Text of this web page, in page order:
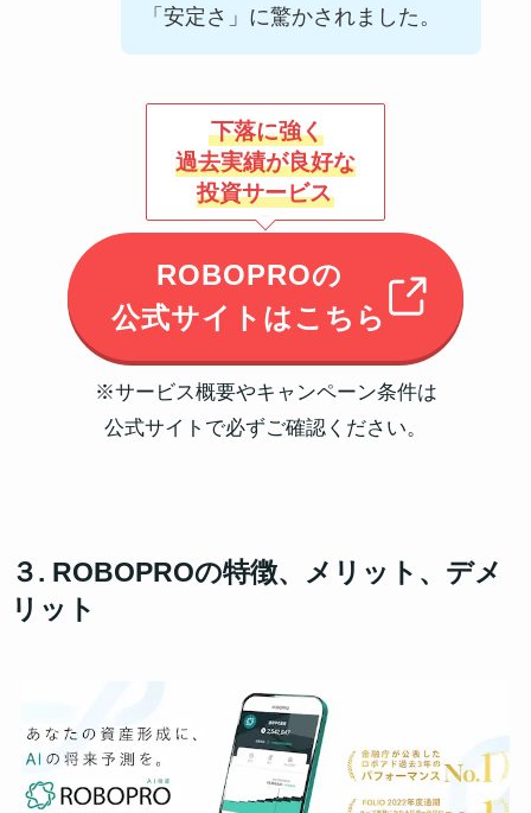
「安定さ」に驚かされました。
下落に強く
過去実績が良好な
投資サービス
ROBOPROの
公式サイトはこちら
※サービス概要やキャンペーン条件は
公式サイトで必ずご確認ください。
３. ROBOPROの特徴、メリット、デメ
リット